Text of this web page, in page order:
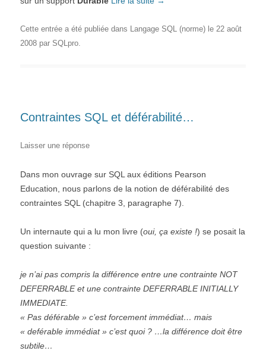
Cette entrée a été publiée dans Langage SQL (norme) le 22 août
2008 par SQLpro.
Contraintes SQL et déférabilité…
Laisser une réponse
Dans mon ouvrage sur SQL aux éditions Pearson
Education, nous parlons de la notion de déférabilité des
contraintes SQL (chapitre 3, paragraphe 7).
Un internaute qui a lu mon livre (oui, ça existe !) se posait la
question suivante :
je n’ai pas compris la différence entre une contrainte NOT
DEFERRABLE et une contrainte DEFERRABLE INITIALLY
IMMEDIATE.
« Pas déférable » c’est forcement immédiat… mais
« deférable immédiat » c’est quoi ? …la différence doit être
subtile…